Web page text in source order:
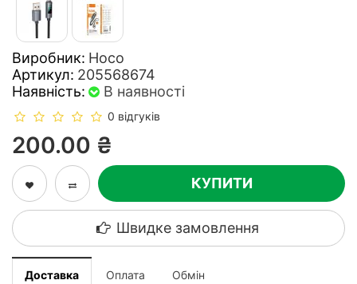
Виробник: Hoco
Артикул: 205568674
Наявність:
В наявності
0 відгуків
200.00 ₴
КУПИТИ
Швидке замовлення
Доставка Оплата Обмін